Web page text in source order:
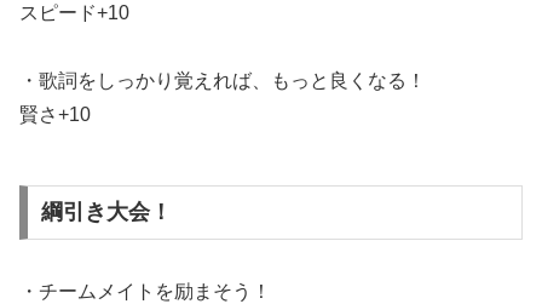
スピード+10
・歌詞をしっかり覚えれば、もっと良くなる！
賢さ+10
綱引き大会！
・チームメイトを励まそう！